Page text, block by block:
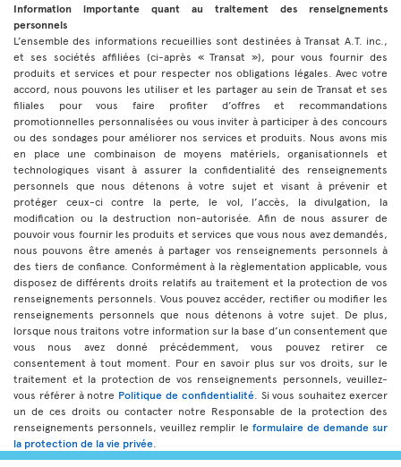
Information importante quant au traitement des renseignements
personnels
L’ensemble des informations recueillies sont destinées à Transat A.T. inc.,
et ses sociétés affiliées (ci-après « Transat »), pour vous fournir des
produits et services et pour respecter nos obligations légales. Avec votre
accord, nous pouvons les utiliser et les partager au sein de Transat et ses
filiales pour vous faire profiter d’offres et recommandations
promotionnelles personnalisées ou vous inviter à participer à des concours
ou des sondages pour améliorer nos services et produits. Nous avons mis
en place une combinaison de moyens matériels, organisationnels et
technologiques visant à assurer la confidentialité des renseignements
personnels que nous détenons à votre sujet et visant à prévenir et
protéger ceux-ci contre la perte, le vol, l’accès, la divulgation, la
modification ou la destruction non-autorisée. Afin de nous assurer de
pouvoir vous fournir les produits et services que vous nous avez demandés,
nous pouvons être amenés à partager vos renseignements personnels à
des tiers de confiance. Conformément à la règlementation applicable, vous
disposez de différents droits relatifs au traitement et la protection de vos
renseignements personnels. Vous pouvez accéder, rectifier ou modifier les
renseignements personnels que nous détenons à votre sujet. De plus,
lorsque nous traitons votre information sur la base d’un consentement que
vous nous avez donné précédemment, vous pouvez retirer ce
consentement à tout moment. Pour en savoir plus sur vos droits, sur le
traitement et la protection de vos renseignements personnels, veuillez-
vous référer à notre Politique de confidentialité. Si vous souhaitez exercer
un de ces droits ou contacter notre Responsable de la protection des
renseignements personnels, veuillez remplir le formulaire de demande sur
la protection de la vie privée